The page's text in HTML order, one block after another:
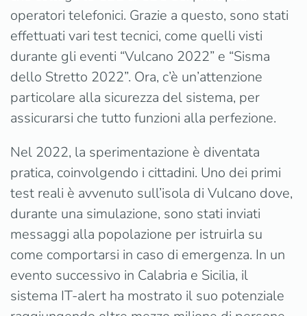
operatori telefonici. Grazie a questo, sono stati
effettuati vari test tecnici, come quelli visti
durante gli eventi “Vulcano 2022” e “Sisma
dello Stretto 2022”. Ora, c’è un’attenzione
particolare alla sicurezza del sistema, per
assicurarsi che tutto funzioni alla perfezione.
Nel 2022, la sperimentazione è diventata
pratica, coinvolgendo i cittadini. Uno dei primi
test reali è avvenuto sull’isola di Vulcano dove,
durante una simulazione, sono stati inviati
messaggi alla popolazione per istruirla su
come comportarsi in caso di emergenza. In un
evento successivo in Calabria e Sicilia, il
sistema IT-alert ha mostrato il suo potenziale